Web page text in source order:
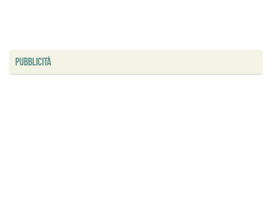
PUBBLICITÀ